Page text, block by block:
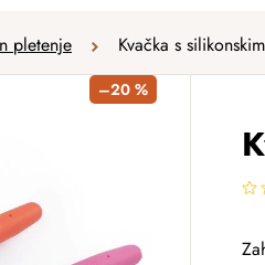
pletenje Kvačka s
–20 %